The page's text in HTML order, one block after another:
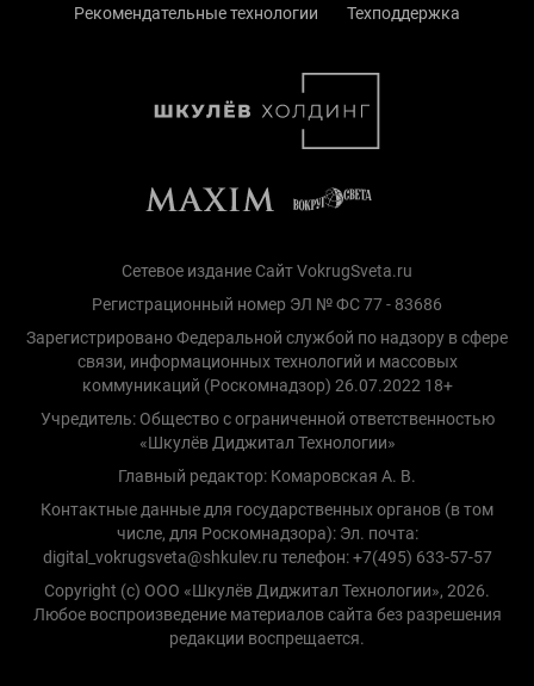
Рекомендательные технологии
Техподдержка
Сетевое издание Сайт VokrugSveta.ru
Регистрационный номер ЭЛ № ФС 77 - 83686
Зарегистрировано Федеральной службой по надзору в сфере
связи, информационных технологий и массовых
коммуникаций (Роскомнадзор) 26.07.2022 18+
Учредитель: Общество с ограниченной ответственностью
«Шкулёв Диджитал Технологии»
Главный редактор: Комаровская А. В.
Контактные данные для государственных органов (в том
числе, для Роскомнадзора): Эл. почта:
digital_vokrugsveta@shkulev.ru телефон: +7(495) 633-57-57
Copyright (с) ООО «Шкулёв Диджитал Технологии», 2026.
Любое воспроизведение материалов сайта без разрешения
редакции воспрещается.